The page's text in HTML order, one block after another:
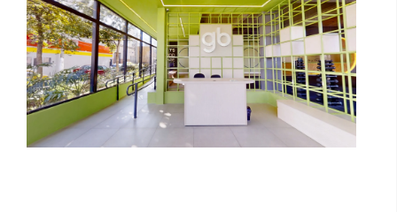
SINFONIA BY KALLAS ARKHES